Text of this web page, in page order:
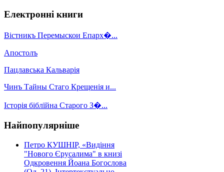
Електронні книги
Вістникъ Перемыскои Епарх�...
Апостолъ
Пацлавська Кальварія
Чинъ Тайны Стаго Крещенія и...
Історія біблїйна Старого З�...
Найпопулярніше
Петро КУШНІР, «Видіння
"Нового Єрусалима" в книзі
Одкровення Йоана Богослова